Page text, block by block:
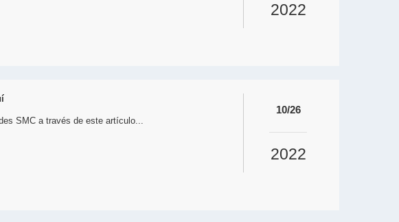
2022
SMC a través de este artículo...
10/26
2022